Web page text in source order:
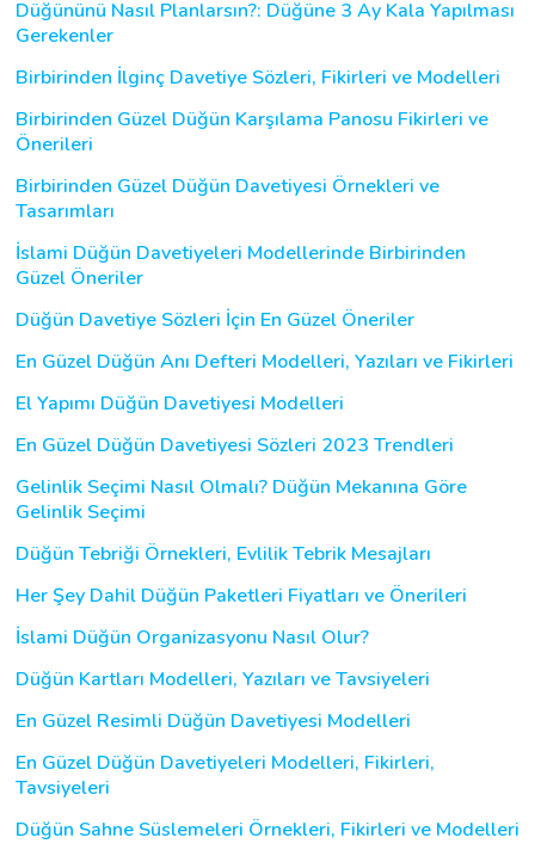
Düğününü Nasıl Planlarsın?: Düğüne 3 Ay Kala Yapılması
Gerekenler
Birbirinden İlginç Davetiye Sözleri, Fikirleri ve Modelleri
Birbirinden Güzel Düğün Karşılama Panosu Fikirleri ve
Önerileri
Birbirinden Güzel Düğün Davetiyesi Örnekleri ve
Tasarımları
İslami Düğün Davetiyeleri Modellerinde Birbirinden
Güzel Öneriler
Düğün Davetiye Sözleri İçin En Güzel Öneriler
En Güzel Düğün Anı Defteri Modelleri, Yazıları ve Fikirleri
El Yapımı Düğün Davetiyesi Modelleri
En Güzel Düğün Davetiyesi Sözleri 2023 Trendleri
Gelinlik Seçimi Nasıl Olmalı? Düğün Mekanına Göre
Gelinlik Seçimi
Düğün Tebriği Örnekleri, Evlilik Tebrik Mesajları
Her Şey Dahil Düğün Paketleri Fiyatları ve Önerileri
İslami Düğün Organizasyonu Nasıl Olur?
Düğün Kartları Modelleri, Yazıları ve Tavsiyeleri
En Güzel Resimli Düğün Davetiyesi Modelleri
En Güzel Düğün Davetiyeleri Modelleri, Fikirleri,
Tavsiyeleri
Düğün Sahne Süslemeleri Örnekleri, Fikirleri ve Modelleri